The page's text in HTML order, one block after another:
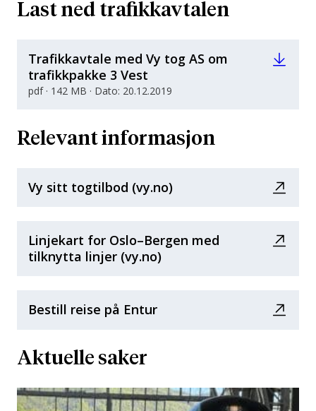
Last ned trafikkavtalen
Trafikkavtale med Vy tog AS om
trafikkpakke 3 Vest
pdf · 142 MB · Dato: 20.12.2019
Relevant informasjon
Vy sitt togtilbod (vy.no)
Linjekart for Oslo–Bergen med
tilknytta linjer (vy.no)
Bestill reise på Entur
Aktuelle saker